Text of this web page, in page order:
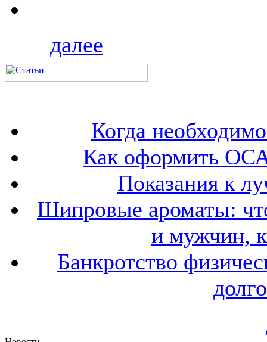
далее
Когда
Как оформить
Показания к
Шипровые ароматы:
и мужчин,
Банкротство